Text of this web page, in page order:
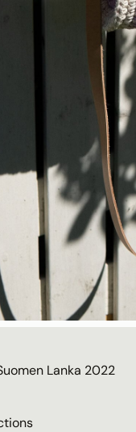
Lanka 2022